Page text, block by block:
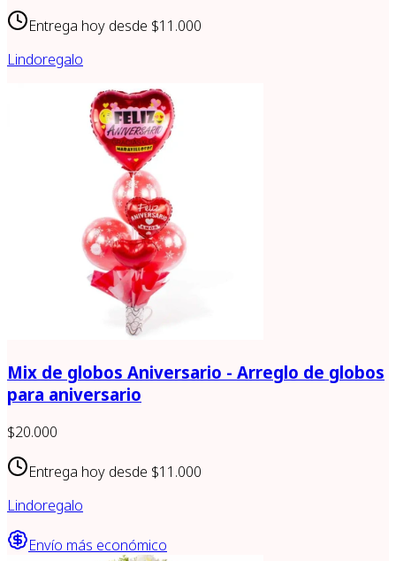
Entrega hoy desde $11.000
Lindoregalo
Mix de globos Aniversario - Arreglo de globos
para aniversario
$20.000
Entrega hoy desde $11.000
Lindoregalo
Envío más económico